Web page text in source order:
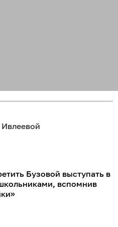
Ивлеевой
Бузовой выступать в
вспомнив